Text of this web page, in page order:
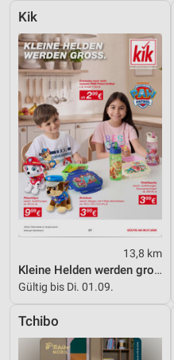
Kik
13,8 km
Kleine Helden werden gross
Gültig bis Di. 01.09.
Tchibo